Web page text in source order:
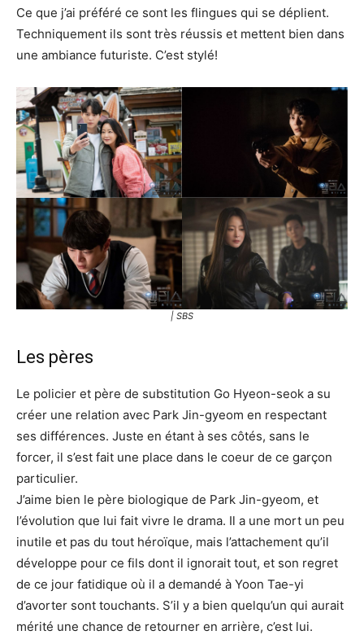
Ce que j’ai préféré ce sont les flingues qui se déplient.
Techniquement ils sont très réussis et mettent bien dans
une ambiance futuriste. C’est stylé!
| SBS
Les pères
Le policier et père de substitution Go Hyeon-seok a su
créer une relation avec Park Jin-gyeom en respectant
ses différences. Juste en étant à ses côtés, sans le
forcer, il s’est fait une place dans le coeur de ce garçon
particulier.
J’aime bien le père biologique de Park Jin-gyeom, et
l’évolution que lui fait vivre le drama. Il a une mort un peu
inutile et pas du tout héroïque, mais l’attachement qu’il
développe pour ce fils dont il ignorait tout, et son regret
de ce jour fatidique où il a demandé à Yoon Tae-yi
d’avorter sont touchants. S’il y a bien quelqu’un qui aurait
mérité une chance de retourner en arrière, c’est lui.